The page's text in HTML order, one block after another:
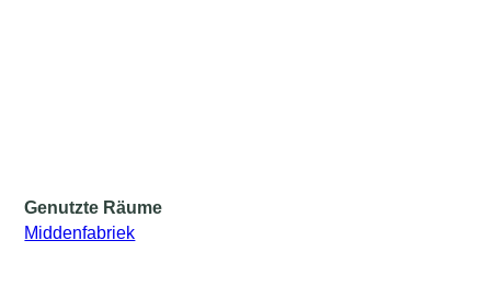
Genutzte Räume
Middenfabriek